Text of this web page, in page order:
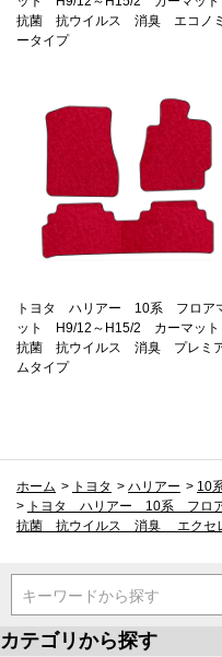
抗菌 抗ウイルス 消臭 エコノミ
ータイプ
トヨタ ハリアー 10系 フロア
ット H9/12～H15/2 カーマッ
抗菌 抗ウイルス 消臭 プレミ
ムタイプ
ホーム > トヨタ > ハリアー > 10
> トヨタ ハリアー 10系 フロ
抗菌 抗ウイルス 消臭 エクセ
キーワードから探す
カテゴリから探す